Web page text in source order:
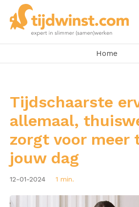
Home
Tijdschaarste
allemaal,
zorgt voor meer
jouw dag
12-01-2024 1 min.